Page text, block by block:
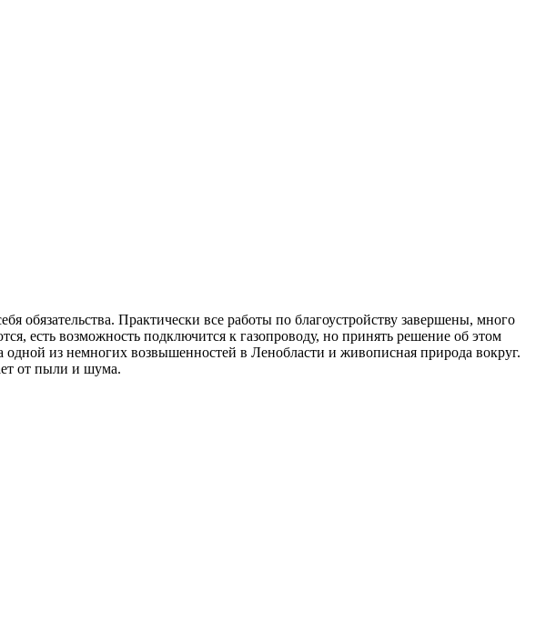
обязательства. Практически все работы по благоустройству завершены, много
есть возможность подключится к газопроводу, но принять решение об этом
из немногих возвышенностей в Ленобласти и живописная природа вокруг.
от пыли и шума.